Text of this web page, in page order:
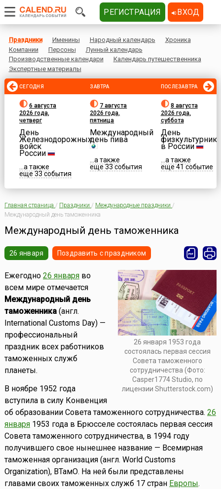
Праздники Именины Народный календарь
Хроника
Компании
Персоны
Лунный календарь
Производственные календари
Календарь путешественника
Экспертные материалы
СЕГОДНЯ
6 августа
2026 года,
четверг
День
Железнодорожных
войск
России
...а также
еще 33 события
ЗАВТРА
7 августа
2026 года,
пятница
Международный
день пива
...а также
еще 33 события
ПОСЛЕЗАВТРА
8 августа
2026 года,
суббота
День
физкультурника
в России
...а также
еще 41 событие
Главная страница / Праздники / Международные праздники /
Международный день таможенника
Международный день таможенника
26 января Поздравить с праздником
26 января 1953 года
состоялась первая сессия
Совета таможенного
сотрудничества (Фото:
Casper1774 Studio, по
лицензии Shutterstock.com)
Ежегодно 26 январяво
всем мире отмечается
Международный день
таможенника(англ.
International Customs Day) —
профессиональный
праздник всех работников
таможенных служб
планеты.
В ноябре 1952 года
вступила в силу Конвенция
об образовании Совета таможенного сотрудничества. 26
января1953 года в Брюсселе состоялась первая сессия
Совета таможенного сотрудничества, в 1994 году
получившего свое нынешнее название — Всемирная
таможенная организация (англ. World Customs
Organization), ВТамО. На ней были представлены
главами своих таможенных служб 17 стран Европы.
РЕГИСТРАЦИЯ ВХОД